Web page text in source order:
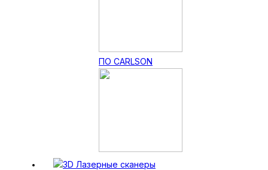
ПО CARLSON
3D Лазерные сканеры